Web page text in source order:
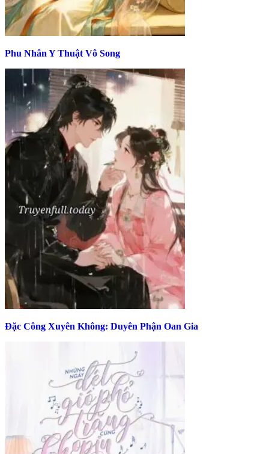
Phu Nhân Y Thuật Vô Song
Đặc Công Xuyên Không: Duyên Phận Oan Gia